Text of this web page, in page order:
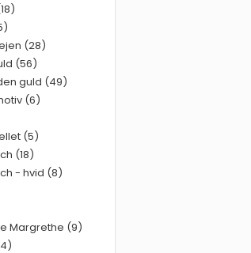
(28)
(56)
guld (49)
(6)
(5)
(18)
- hvid (8)
Margrethe (9)